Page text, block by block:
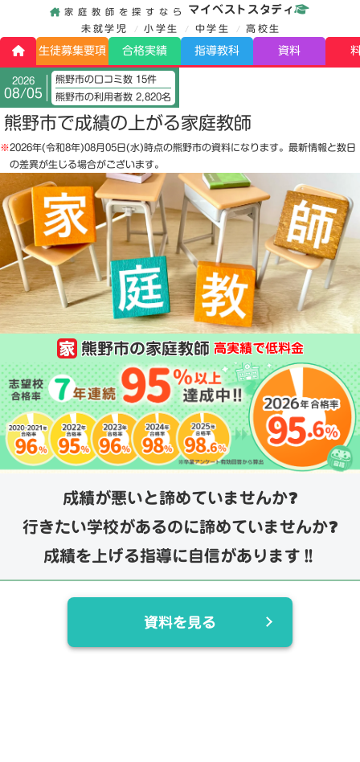
家庭教師を探すなら マイベストスタディ
未就学児 小学生 中学生 高校生
生徒募集要項 合格実績 指導教科 資料
2026
08/05
熊野市の口コミ数 15件
熊野市の利用者数 2,820名
熊野市で成績の上がる家庭教師
※2026年(令和8年)08月05日(水)時点の熊野市の資料になります。最新情報と数日
の差異が生じる場合がございます。
熊野市の家庭教師 高実績で低料金
成績が悪いと諦めていませんか❓
行きたい学校があるのに諦めていませんか❓
成績を上げる指導に自信があります‼️
資料を見る